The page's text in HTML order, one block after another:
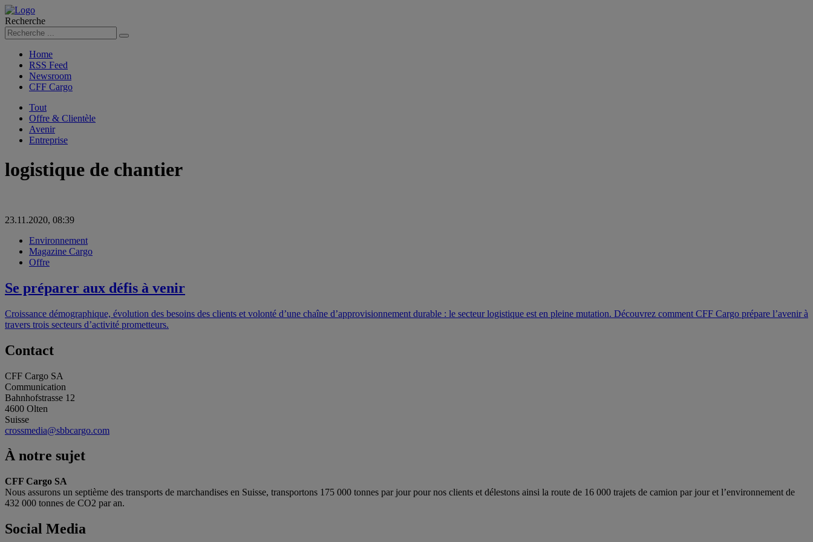
Recherche
Rechercher
Home
RSS Feed
Newsroom
CFF Cargo
Tout
Offre & Clientèle
Avenir
Entreprise
logistique de chantier
23.11.2020, 08:39
Environnement
Magazine Cargo
Offre
Se préparer aux défis à venir
Croissance démographique, évolution des besoins des clients et volonté d’une chaîne d’approvisionnement durable : le secteur logistique est en pleine mutation. Découvrez comment CFF Cargo prépare l’avenir à
travers trois secteurs d’activité prometteurs.
Contact
CFF Cargo SA
Communication
Bahnhofstrasse 12
4600 Olten
Suisse
crossmedia@sbbcargo.com
À notre sujet
CFF Cargo SA
Nous assurons un septième des transports de marchandises en Suisse, transportons 175 000 tonnes par jour pour nos clients et délestons ainsi la route de 16 000 trajets de camion par jour et l’environnement de
432 000 tonnes de CO2 par an.
Social Media